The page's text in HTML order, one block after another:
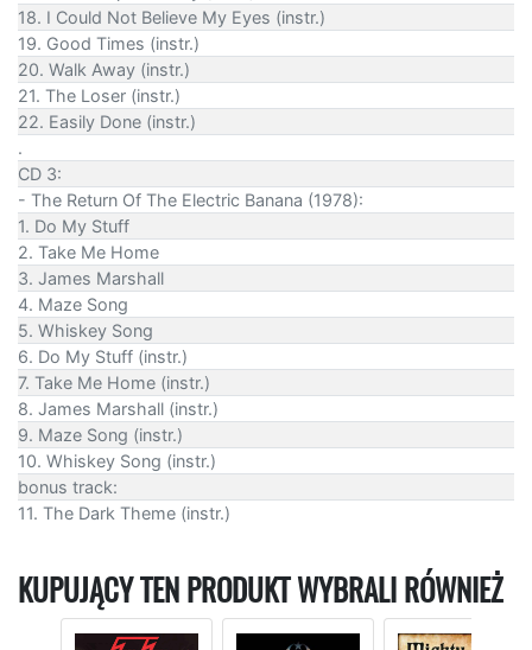
18. I Could Not Believe My Eyes (instr.)
19. Good Times (instr.)
20. Walk Away (instr.)
21. The Loser (instr.)
22. Easily Done (instr.)
.
CD 3:
- The Return Of The Electric Banana (1978):
1. Do My Stuff
2. Take Me Home
3. James Marshall
4. Maze Song
5. Whiskey Song
6. Do My Stuff (instr.)
7. Take Me Home (instr.)
8. James Marshall (instr.)
9. Maze Song (instr.)
10. Whiskey Song (instr.)
bonus track:
11. The Dark Theme (instr.)
KUPUJĄCY TEN PRODUKT WYBRALI RÓWNIEŻ